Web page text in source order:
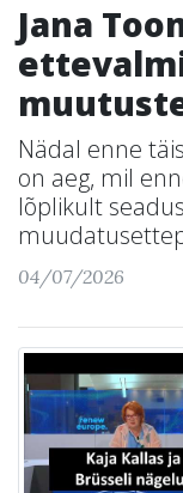
Jana
Nädal enne
on aeg, mil
lõplikult
04/07/2026